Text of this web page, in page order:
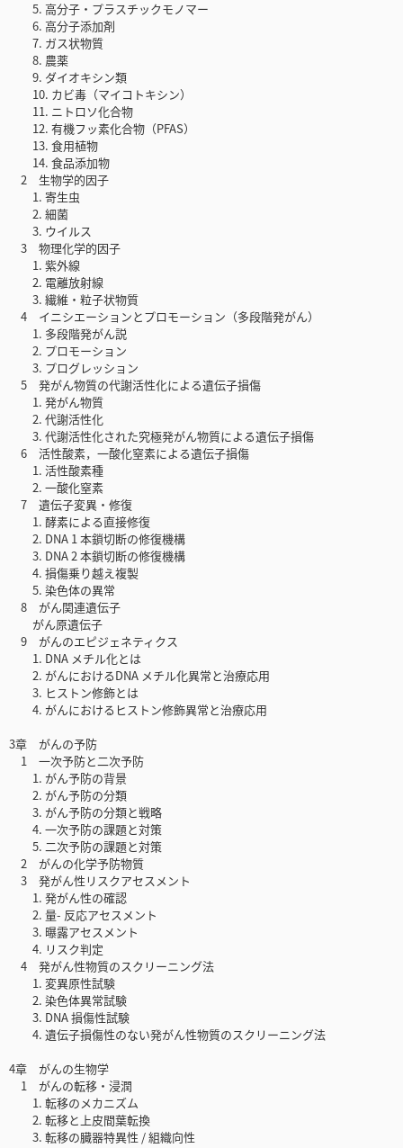
5. 高分子・プラスチックモノマー
6. 高分子添加剤
7. ガス状物質
8. 農薬
9. ダイオキシン類
10. カビ毒（マイコトキシン）
11. ニトロソ化合物
12. 有機フッ素化合物（PFAS）
13. 食用植物
14. 食品添加物
2 生物学的因子
1. 寄生虫
2. 細菌
3. ウイルス
3 物理化学的因子
1. 紫外線
2. 電離放射線
3. 繊維・粒子状物質
4 イニシエーションとプロモーション（多段階発がん）
1. 多段階発がん説
2. プロモーション
3. プログレッション
5 発がん物質の代謝活性化による遺伝子損傷
1. 発がん物質
2. 代謝活性化
3. 代謝活性化された究極発がん物質による遺伝子損傷
6 活性酸素，一酸化窒素による遺伝子損傷
1. 活性酸素種
2. 一酸化窒素
7 遺伝子変異・修復
1. 酵素による直接修復
2. DNA 1 本鎖切断の修復機構
3. DNA 2 本鎖切断の修復機構
4. 損傷乗り越え複製
5. 染色体の異常
8 がん関連遺伝子
がん原遺伝子
9 がんのエピジェネティクス
1. DNA メチル化とは
2. がんにおけるDNA メチル化異常と治療応用
3. ヒストン修飾とは
4. がんにおけるヒストン修飾異常と治療応用
3章 がんの予防
1 一次予防と二次予防
1. がん予防の背景
2. がん予防の分類
3. がん予防の分類と戦略
4. 一次予防の課題と対策
5. 二次予防の課題と対策
2 がんの化学予防物質
3 発がん性リスクアセスメント
1. 発がん性の確認
2. 量- 反応アセスメント
3. 曝露アセスメント
4. リスク判定
4 発がん性物質のスクリーニング法
1. 変異原性試験
2. 染色体異常試験
3. DNA 損傷性試験
4. 遺伝子損傷性のない発がん性物質のスクリーニング法
4章 がんの生物学
1 がんの転移・浸潤
1. 転移のメカニズム
2. 転移と上皮間葉転換
3. 転移の臓器特異性 / 組織向性